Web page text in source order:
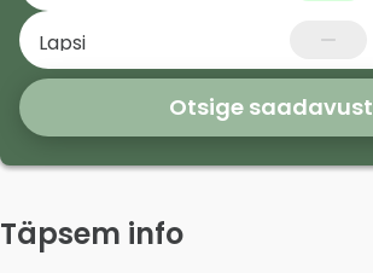
Lapsi
Otsige saadavust
Täpsem info